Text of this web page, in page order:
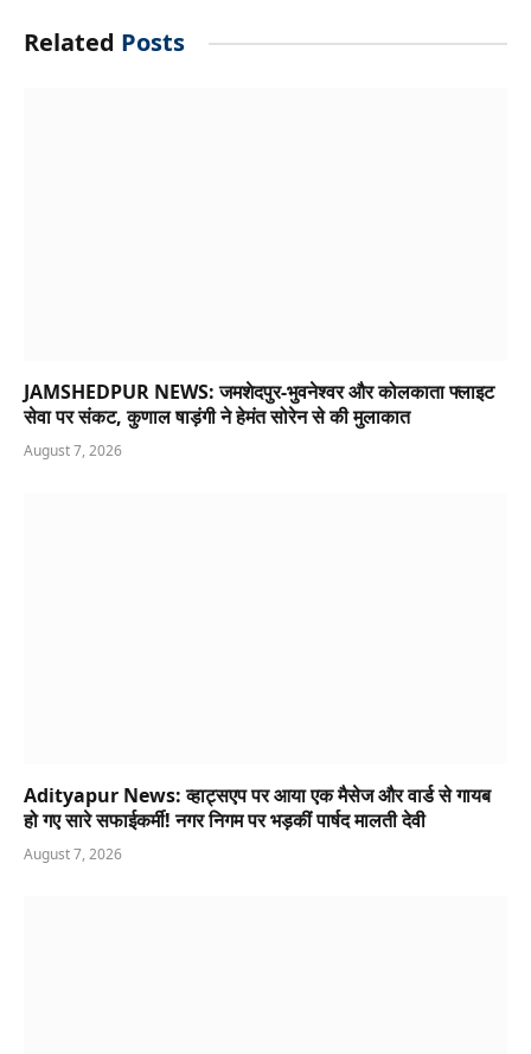
Related Posts
JAMSHEDPUR NEWS: जमशेदपुर-भुवनेश्वर और कोलकाता फ्लाइट
सेवा पर संकट, कुणाल षाड़ंगी ने हेमंत सोरेन से की मुलाकात
August 7, 2026
Adityapur News: व्हाट्सएप पर आया एक मैसेज और वार्ड से गायब
हो गए सारे सफाईकर्मी! नगर निगम पर भड़कीं पार्षद मालती देवी
August 7, 2026